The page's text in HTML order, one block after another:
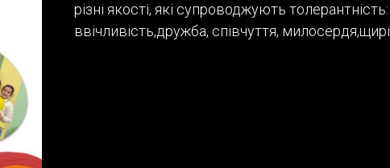
різні якості, які супроводжують
ввічливість,дружба, співчуття,